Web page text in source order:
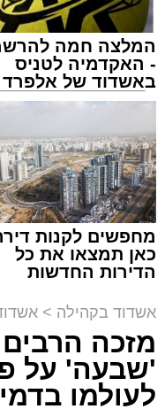
זיץ המרכז למורשת
תגים:אבי אמסלם,
אזולאי
לקראת סיום בין
הזמנים ומלווה
בראשות מ"מ ראש
הרשות העירונית
המלצה חמה
- האקדמיה לטניס
באשדוד של אלפרד
קריאולנסקי -
מחפשים לקנות
כאן תמצאו את כל
הדירות החדשות
אשדוד בקהילה >
מזכה
'שבעה' על
לעולמו בדמי